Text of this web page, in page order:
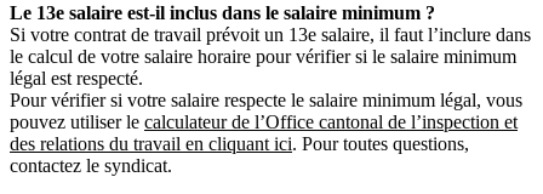
Le 13e salaire est-il inclus dans le salaire minimum ?
Si votre contrat de travail prévoit un 13e salaire, il faut l’inclure dans
le calcul de votre salaire horaire pour vérifier si le salaire minimum
légal est respecté.
Pour vérifier si votre salaire respecte le salaire minimum légal, vous
pouvez utiliser le calculateur de l’Office cantonal de l’inspection et
des relations du travail en cliquant ici. Pour toutes questions,
contactez le syndicat.